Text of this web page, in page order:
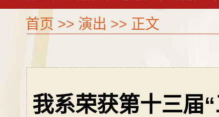
首页 >> 演出 >> 正文
我系荣获第十三届